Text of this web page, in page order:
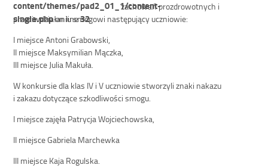
content/themes/pad2_01_1/content-
single.phpon line32
zachowań prozdrowotnych i
przeciwdziałaniu smogowi następujący uczniowie:
I miejsce Antoni Grabowski,
II miejsce Maksymilian Mączka,
III miejsce Julia Makuła.
W konkursie dla klas IV i V uczniowie stworzyli znaki nakazu
i zakazu dotyczące szkodliwości smogu.
I miejsce zajęła Patrycja Wojciechowska,
II miejsce Gabriela Marchewka
III miejsce Kaja Rogulska.